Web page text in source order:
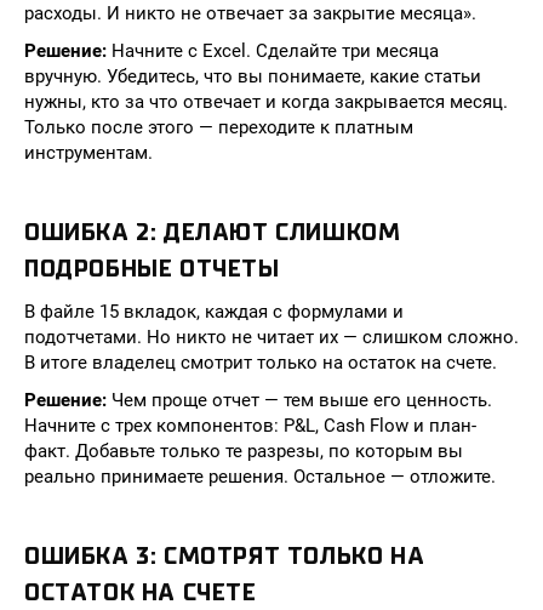
расходы. И никто не отвечает за закрытие месяца».
Решение: Начните с Excel. Сделайте три месяца
вручную. Убедитесь, что вы понимаете, какие статьи
нужны, кто за что отвечает и когда закрывается месяц.
Только после этого — переходите к платным
инструментам.
ОШИБКА 2: ДЕЛАЮТ СЛИШКОМ
ПОДРОБНЫЕ ОТЧЕТЫ
В файле 15 вкладок, каждая с формулами и
подотчетами. Но никто не читает их — слишком сложно.
В итоге владелец смотрит только на остаток на счете.
Решение: Чем проще отчет — тем выше его ценность.
Начните с трех компонентов: P&L, Cash Flow и план-
факт. Добавьте только те разрезы, по которым вы
реально принимаете решения. Остальное — отложите.
ОШИБКА 3: СМОТРЯТ ТОЛЬКО НА
ОСТАТОК НА СЧЕТЕ